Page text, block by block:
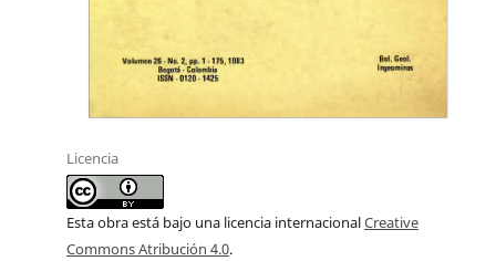
Licencia
Esta obra está bajo una licencia internacionalCreative
Commons Atribución 4.0.